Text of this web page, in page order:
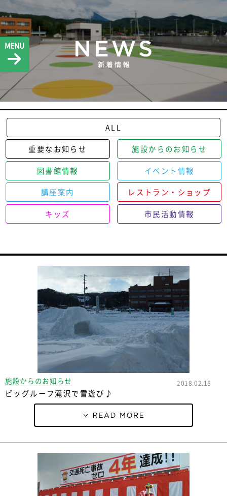
MENU
ALL
重要なお知らせ
施設からのお知らせ
図書館情報
イベント情報
講座案内
レストラン・ショップ
キッズ
市民活動情報
施設からのお知らせ 2018.02.18
ビッグルーフ滝沢で雪遊び♪